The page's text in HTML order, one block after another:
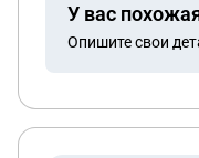
У вас
Опишите свои